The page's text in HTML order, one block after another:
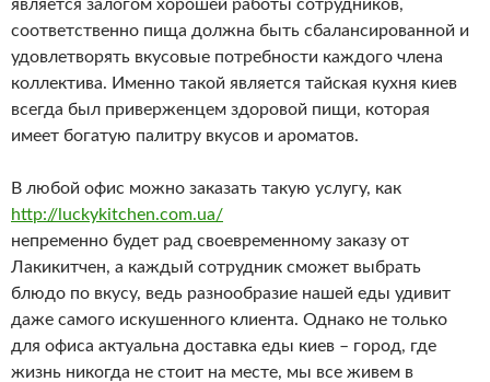
является залогом хорошей работы сотрудников,
соответственно пища должна быть сбалансированной и
удовлетворять вкусовые потребности каждого члена
коллектива. Именно такой является тайская кухня киев
всегда был приверженцем здоровой пищи, которая
имеет богатую палитру вкусов и ароматов.
В любой офис можно заказать такую услугу, как
http://luckykitchen.com.ua/
непременно будет рад своевременному заказу от
Лакикитчен, а каждый сотрудник сможет выбрать
блюдо по вкусу, ведь разнообразие нашей еды удивит
даже самого искушенного клиента. Однако не только
для офиса актуальна доставка еды киев – город, где
жизнь никогда не стоит на месте, мы все живем в